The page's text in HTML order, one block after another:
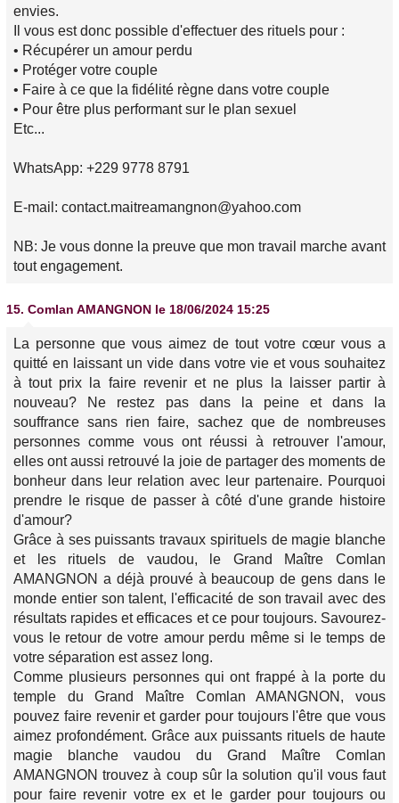
envies.
Il vous est donc possible d'effectuer des rituels pour :
• Récupérer un amour perdu
• Protéger votre couple
• Faire à ce que la fidélité règne dans votre couple
• Pour être plus performant sur le plan sexuel
Etc...
WhatsApp: +229 9778 8791
E-mail: contact.maitreamangnon@yahoo.com
NB: Je vous donne la preuve que mon travail marche avant
tout engagement.
15. Comlan AMANGNON le 18/06/2024 15:25
La personne que vous aimez de tout votre cœur vous a
quitté en laissant un vide dans votre vie et vous souhaitez
à tout prix la faire revenir et ne plus la laisser partir à
nouveau? Ne restez pas dans la peine et dans la
souffrance sans rien faire, sachez que de nombreuses
personnes comme vous ont réussi à retrouver l'amour,
elles ont aussi retrouvé la joie de partager des moments de
bonheur dans leur relation avec leur partenaire. Pourquoi
prendre le risque de passer à côté d'une grande histoire
d'amour?
Grâce à ses puissants travaux spirituels de magie blanche
et les rituels de vaudou, le Grand Maître Comlan
AMANGNON a déjà prouvé à beaucoup de gens dans le
monde entier son talent, l'efficacité de son travail avec des
résultats rapides et efficaces et ce pour toujours. Savourez-
vous le retour de votre amour perdu même si le temps de
votre séparation est assez long.
Comme plusieurs personnes qui ont frappé à la porte du
temple du Grand Maître Comlan AMANGNON, vous
pouvez faire revenir et garder pour toujours l'être que vous
aimez profondément. Grâce aux puissants rituels de haute
magie blanche vaudou du Grand Maître Comlan
AMANGNON trouvez à coup sûr la solution qu'il vous faut
pour faire revenir votre ex et le garder pour toujours ou